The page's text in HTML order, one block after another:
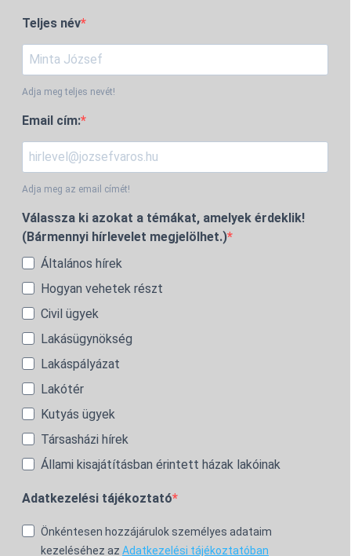
Teljes név
Adja meg teljes nevét!
Email cím:
Adja meg az email címét!
Válassza ki azokat a témákat, amelyek érdeklik!
(Bármennyi hírlevelet megjelölhet.)
Általános hírek
Hogyan vehetek részt
Civil ügyek
Lakásügynökség
Lakáspályázat
Lakótér
Kutyás ügyek
Társasházi hírek
Állami kisajátításban érintett házak lakóinak
Adatkezelési tájékoztató
Önkéntesen hozzájárulok személyes adataim
kezeléséhez az Adatkezelési tájékoztatóban